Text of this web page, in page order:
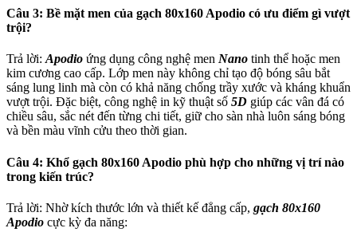
Câu 3: Bề mặt men của gạch 80x160 Apodio có ưu điểm gì vượt
trội?
Trả lời: Apodio ứng dụng công nghệ men Nano tinh thể hoặc men
kim cương cao cấp. Lớp men này không chỉ tạo độ bóng sâu bắt
sáng lung linh mà còn có khả năng chống trầy xước và kháng khuẩn
vượt trội. Đặc biệt, công nghệ in kỹ thuật số 5D giúp các vân đá có
chiều sâu, sắc nét đến từng chi tiết, giữ cho sàn nhà luôn sáng bóng
và bền màu vĩnh cửu theo thời gian.
Câu 4: Khổ gạch 80x160 Apodio phù hợp cho những vị trí nào
trong kiến trúc?
Trả lời: Nhờ kích thước lớn và thiết kế đẳng cấp, gạch 80x160
Apodio cực kỳ đa năng: